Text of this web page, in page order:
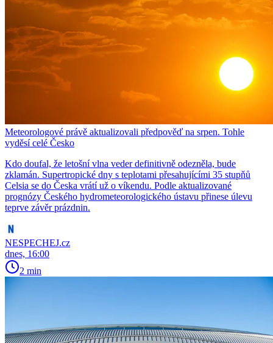
Meteorologové právě aktualizovali předpověď na srpen. Tohle
vyděsí celé Česko
Kdo doufal, že letošní vlna veder definitivně odezněla, bude
zklamán. Supertropické dny s teplotami přesahujícími 35 stupňů
Celsia se do Česka vrátí už o víkendu. Podle aktualizované
prognózy Českého hydrometeorologického ústavu přinese úlevu
teprve závěr prázdnin.
NESPECHEJ.cz
dnes, 16:00
2 min